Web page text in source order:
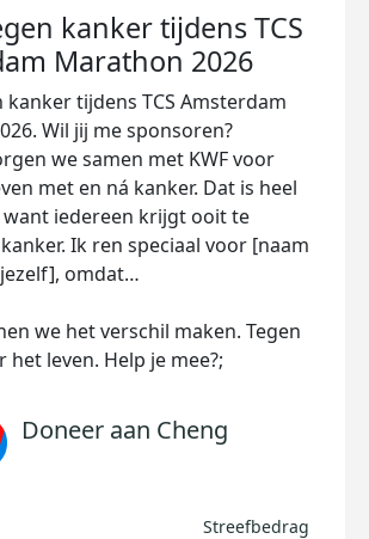
kanker tijdens TCS
Marathon 2026
tijdens TCS Amsterdam
Wil jij me sponsoren?
we samen met KWF voor
met en ná kanker. Dat is heel
iedereen krijgt ooit te
Ik ren speciaal voor [naam
omdat…
we het verschil maken. Tegen
het leven. Help je mee?;
Doneer aan Cheng
Streefbedrag